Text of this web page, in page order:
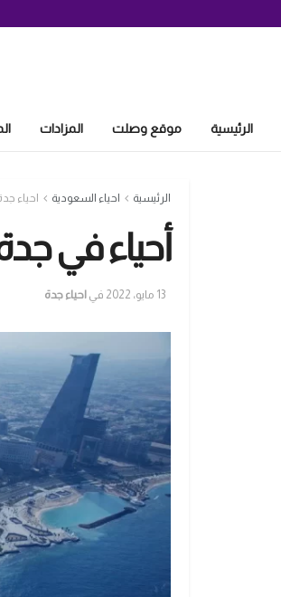
الرئيسية موقع وصلت المزادات
الرئيسية احياء السعودية احياء
أحياء في
13 مايو، 2022 في احياء جدة